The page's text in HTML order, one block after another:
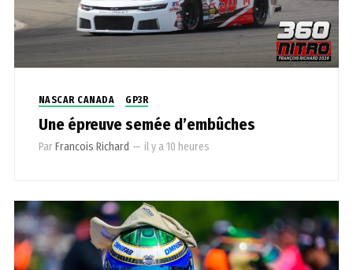
NASCAR CANADA GP3R
Une épreuve semée d’embûches
ParFrancois Richard — il y a 10 heures